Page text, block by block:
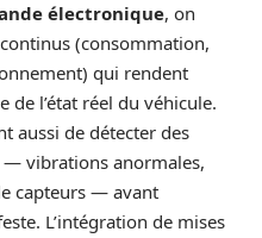
électronique, on
(consommation,
qui rendent
l’état réel du véhicule.
aussi de détecter des
— vibrations anormales,
capteurs — avant
L’intégration de mises